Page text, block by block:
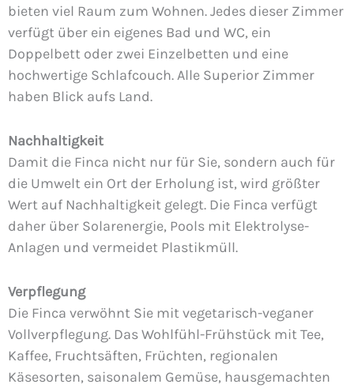
bieten viel Raum zum Wohnen. Jedes dieser Zimmer
verfügt über ein eigenes Bad und WC, ein
Doppelbett oder zwei Einzelbetten und eine
hochwertige Schlafcouch. Alle Superior Zimmer
haben Blick aufs Land.
Nachhaltigkeit
Damit die Finca nicht nur für Sie, sondern auch für
die Umwelt ein Ort der Erholung ist, wird größter
Wert auf Nachhaltigkeit gelegt. Die Finca verfügt
daher über Solarenergie, Pools mit Elektrolyse-
Anlagen und vermeidet Plastikmüll.
Verpflegung
Die Finca verwöhnt Sie mit vegetarisch-veganer
Vollverpflegung. Das Wohlfühl-Frühstück mit Tee,
Kaffee, Fruchtsäften, Früchten, regionalen
Käsesorten, saisonalem Gemüse, hausgemachten